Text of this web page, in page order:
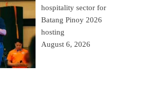
hospitality sector for
Batang Pinoy 2026
hosting
August 6, 2026